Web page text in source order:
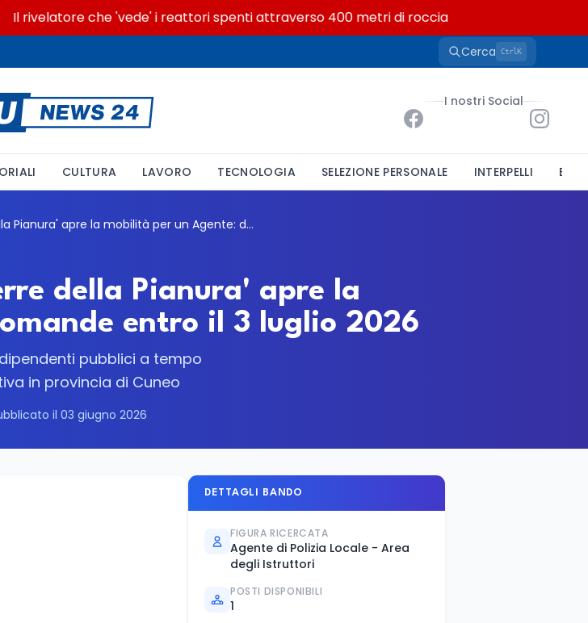
rivelatore che 'vede' i reattori spenti attraverso 400 metri di roccia
Cerca CtrlK
I nostri Social
CULTURA LAVORO TECNOLOGIA SELEZIONE PERSONALE INTERPELLI
Polizia Locale, l'Unione 'Terre della Pianura' apre la mobilità per un Agente: domande entro il 3 luglio 2026
della Pianura' apre la
entro il 3 luglio 2026
dipendenti pubblici a tempo
in provincia di Cuneo
il 03 giugno 2026
DETTAGLI BANDO
FIGURA RICERCATA
Agente di Polizia Locale - Area
degli Istruttori
POSTI DISPONIBILI
1